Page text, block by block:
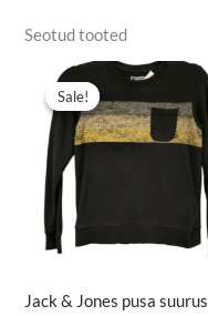
Seotud tooted
Sale!
Sale!
Jack & Jones pusa suurus
Algne
hind
oli:
6,00 €.
Praegune
on:
4,90 €.